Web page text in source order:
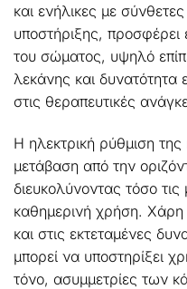
και ενήλικες με
υποστήριξης, προσφέρει
του σώματος, υψηλό
λεκάνης και δυνατότητα
στις θεραπευτικές
Η ηλεκτρική ρύθμιση της
μετάβαση από την
διευκολύνοντας τόσο
καθημερινή χρήση. Χάρη
και στις εκτεταμένες
μπορεί να υποστηρίξει
τόνο, ασυμμετρίες των